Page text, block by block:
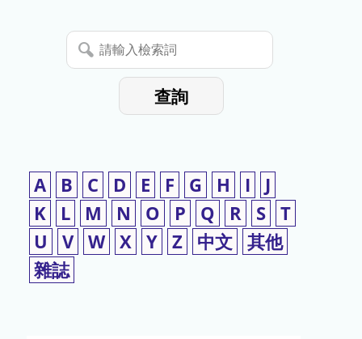
暫
停
請
輸
查詢
A B C D E F G H I
J
K
L M N O P Q R S T
U
V W X Y Z 中文 其他
雜誌